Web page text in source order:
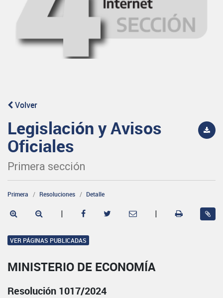
Volver
Legislación y Avisos
Oficiales
Primera sección
Primera Resoluciones Detalle
| |
VER PÁGINAS PUBLICADAS
MINISTERIO DE ECONOMÍA
Resolución 1017/2024